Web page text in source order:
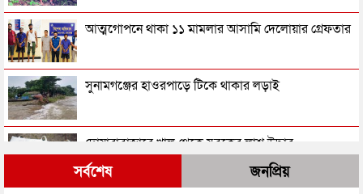
আত্মগোপনে থাকা ১১ মামলার আসামি দেলোয়ার গ্রেফতার
সুনামগঞ্জের হাওরপাড়ে টিকে থাকার লড়াই
দোয়ারাবাজারে খাল থেকে যুবকের লাশ উদ্ধার
সর্বশেষ জনপ্রিয়